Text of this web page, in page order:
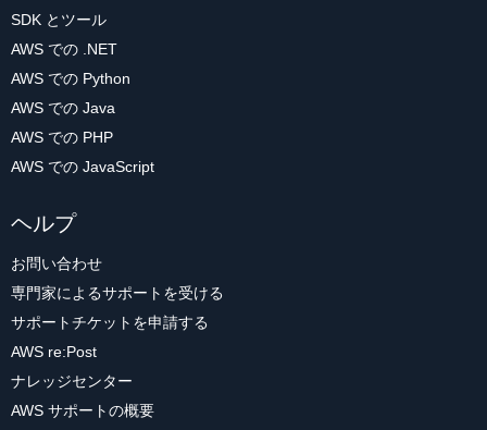
SDK とツール
AWS での .NET
AWS での Python
AWS での Java
AWS での PHP
AWS での JavaScript
ヘルプ
お問い合わせ
専門家によるサポートを受ける
サポートチケットを申請する
AWS re:Post
ナレッジセンター
AWS サポートの概要